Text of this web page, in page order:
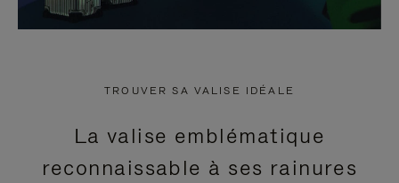
TROUVER SA VALISE IDÉALE
La valise emblématique
reconnaissable à ses rainures